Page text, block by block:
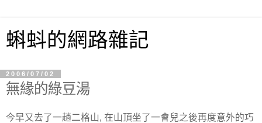
蝌蚪的網路雜記
2006/07/02
無緣的綠豆湯
今早又去了一趟二格山, 在山頂坐了一會兒之後再度意外的巧